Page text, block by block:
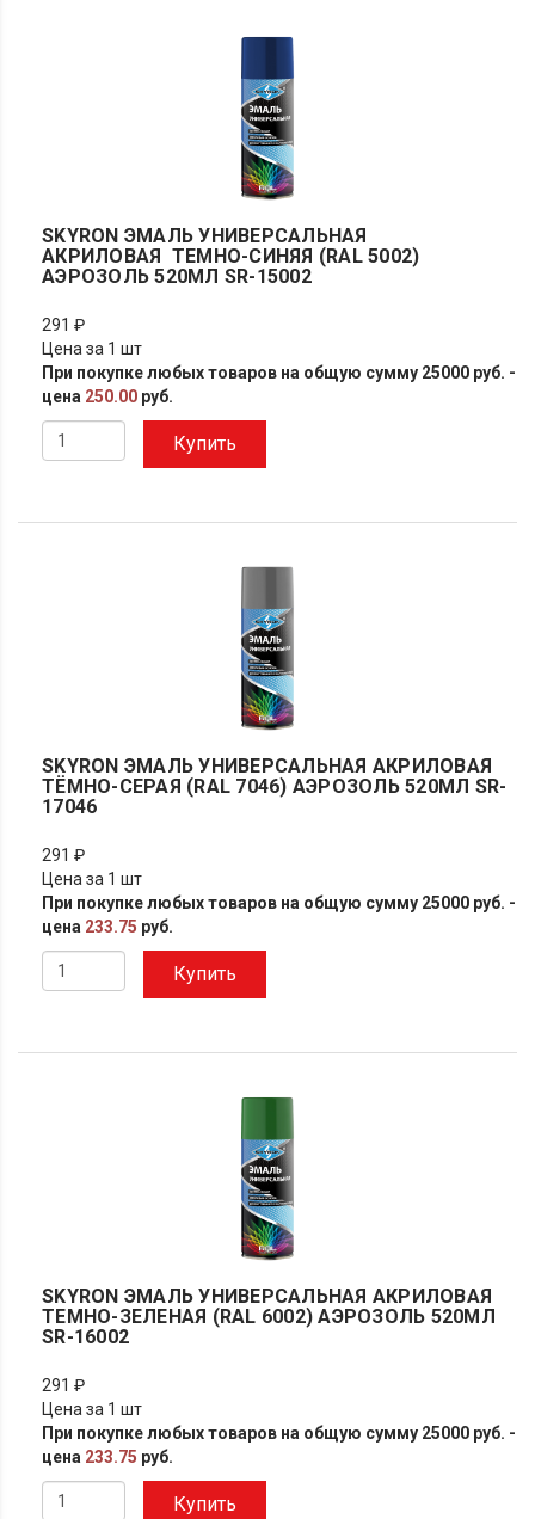
SKYRON ЭМАЛЬ УНИВЕРСАЛЬНАЯ
АКРИЛОВАЯ ТЕМНО-СИНЯЯ (RAL 5002)
АЭРОЗОЛЬ 520МЛ SR-15002
291 ₽
Цена за 1 шт
При покупке любых товаров на общую сумму 25000 руб. -
цена 250.00 руб.
Купить
SKYRON ЭМАЛЬ УНИВЕРСАЛЬНАЯ АКРИЛОВАЯ
ТЁМНО-СЕРАЯ (RAL 7046) АЭРОЗОЛЬ 520МЛ SR-
17046
291 ₽
Цена за 1 шт
При покупке любых товаров на общую сумму 25000 руб. -
цена 233.75 руб.
Купить
SKYRON ЭМАЛЬ УНИВЕРСАЛЬНАЯ АКРИЛОВАЯ
ТЕМНО-ЗЕЛЕНАЯ (RAL 6002) АЭРОЗОЛЬ 520МЛ
SR-16002
291 ₽
Цена за 1 шт
При покупке любых товаров на общую сумму 25000 руб. -
цена 233.75 руб.
Купить